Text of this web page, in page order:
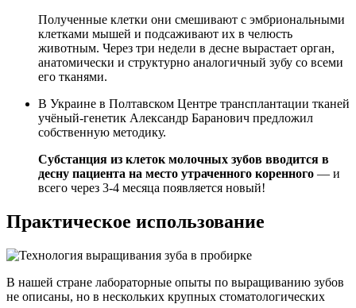
Полученные клетки они смешивают с эмбриональными
клетками мышей и подсаживают их в челюсть
животным. Через три недели в десне вырастает орган,
анатомически и структурно аналогичный зубу со всеми
его тканями.
В Украине в Полтавском Центре трансплантации тканей
учёный-генетик Александр Баранович предложил
собственную методику.
Субстанция из клеток молочных зубов вводится в
десну пациента на место утраченного коренного — и
всего через 3-4 месяца появляется новый!
Практическое использование
В нашей стране лабораторные опыты по выращиванию зубов
не описаны, но в нескольких крупных стоматологических